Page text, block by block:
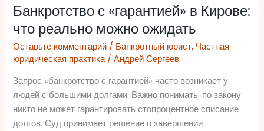
Банкротство с «гарантией» в Кирове:
что реально можно ожидать
Оставьте комментарий / Банкротный юрист, Частная
юридическая практика/Андрей Сергеев
Запрос «банкротство с гарантией» часто возникает у
людей с большими долгами. Важно понимать: по закону
никто не может гарантировать стопроцентное списание
долгов. Суд принимает решение о завершении
«гарантией»
в
Кирове:
что
реально
можно
ожидать